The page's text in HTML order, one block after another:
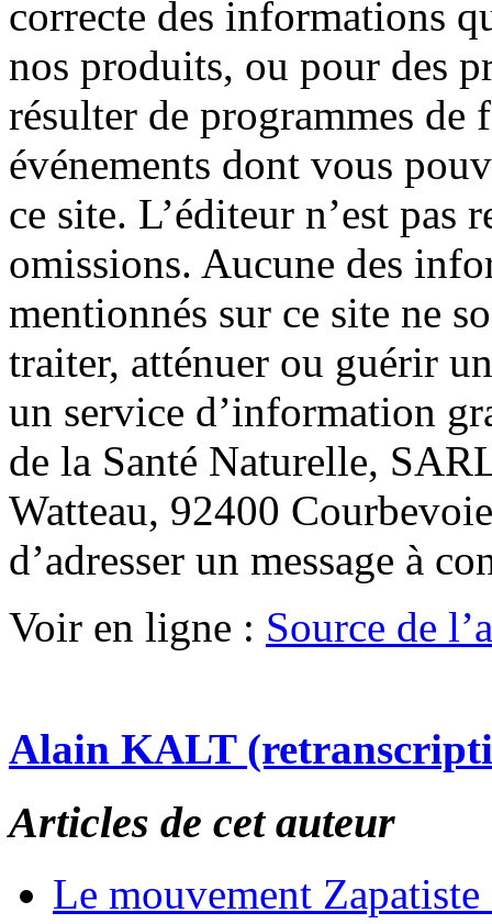
correcte des informations
nos produits, ou pour des
résulter de programmes
événements dont vous
ce site. L’éditeur n’est pas
omissions. Aucune des
mentionnés sur ce site ne
traiter, atténuer ou guérir
un service d’information
de la Santé Naturelle,
Watteau, 92400
d’adresser un message à
Voir en ligne : Source de
Alain KALT
Articles de cet auteur
Le mouvement